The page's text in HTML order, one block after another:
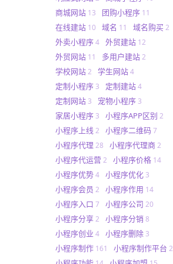
商城网站 13 团购小程序 11
在线建站 10 域名 11 域名购买 2
外卖小程序 4 外贸建站 12
外贸网站 11 多用户建站 2
学校网站 2 学生网站 4
定制小程序 3 定制建站 4
定制网站 3 宠物小程序 3
家居小程序 3 小程序APP区别 2
小程序上线 2 小程序二维码 7
小程序代理 28 小程序代理商 2
小程序代运营 2 小程序价格 14
小程序优势 4 小程序优化 3
小程序会员 2 小程序作用 14
小程序入口 7 小程序公司 20
小程序分享 2 小程序分销 8
小程序创业 4 小程序删除 3
小程序制作 161 小程序制作平台 2